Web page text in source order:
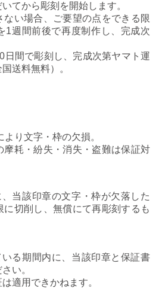
てから彫刻を開始します。
い場合、ご要望の点をできる限
1週間前後で再度制作し、完成次
日間で彫刻し、完成次第ヤマト運
送料無料）。
り文字・枠の欠損。
耗・紛失・消失・盗難は保証対
当該印章の文字・枠が欠落した
切削し、無償にて再彫刻するも
る期間内に、当該印章と保証書
い。
適用できかねます。